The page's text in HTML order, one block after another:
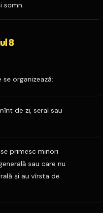
somn.
8
organizează:
de zi, seral sau
primesc minori
sau care nu
şi au vîrsta de